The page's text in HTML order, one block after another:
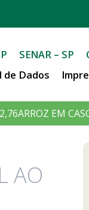
SENAR – SP
de Dados
ARROZ EM
AO